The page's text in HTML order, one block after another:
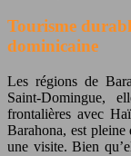
Tourisme
dominicaine
Les régions de
Saint-Domingue,
frontalières avec
Barahona, est pleine
une visite. Bien